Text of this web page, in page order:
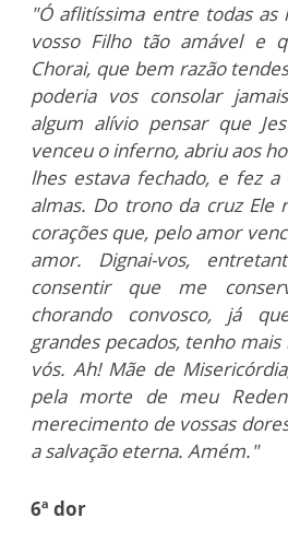
"Ó aflitíssima entre todas as
vosso Filho tão amável e
Chorai, que bem razão
poderia vos consolar
algum alívio pensar que
venceu o inferno, abriu aos
lhes estava fechado, e fez
almas. Do trono da cruz Ele
corações que, pelo amor
amor. Dignai-vos,
consentir que me
chorando convosco, já
grandes pecados, tenho
vós. Ah! Mãe de
pela morte de meu
merecimento de vossas
a salvação eterna. Amém."
6ª dor